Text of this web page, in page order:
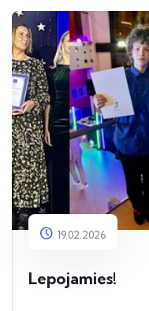
19.02.2026
Lepojamies!